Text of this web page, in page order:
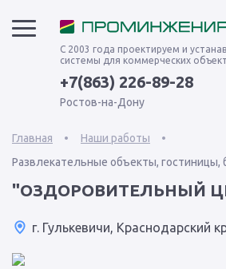
С 2003 года проектируем и
системы для коммерческих
+7(863) 226-89-28
Ростов-на-Дону
Главная
Наши работы
Развлекательные объекты, гостиницы,
"ОЗДОРОВИТЕЛЬНЫЙ
г. Гулькевичи, Краснодарский